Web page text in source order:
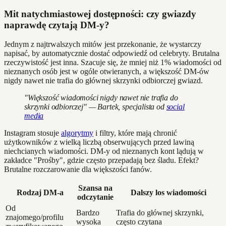
Mit natychmiastowej dostępności: czy gwiazdy
naprawdę czytają DM-y?
Jednym z najtrwalszych mitów jest przekonanie, że wystarczy
napisać, by automatycznie dostać odpowiedź od celebryty. Brutalna
rzeczywistość jest inna. Szacuje się, że mniej niż 1% wiadomości od
nieznanych osób jest w ogóle otwieranych, a większość DM-ów
nigdy nawet nie trafia do głównej skrzynki odbiorczej gwiazd.
"Większość wiadomości nigdy nawet nie trafia do
skrzynki odbiorczej" — Bartek, specjalista od social
media
Instagram stosuje algorytmy i filtry, które mają chronić
użytkowników z wielką liczbą obserwujących przed lawiną
niechcianych wiadomości. DM-y od nieznanych kont lądują w
zakładce "Prośby", gdzie często przepadają bez śladu. Efekt?
Brutalne rozczarowanie dla większości fanów.
Rodzaj DM-a
Szansa na
odczytanie
Dalszy los wiadomości
Od
znajomego/profilu
Bardzo
wysoka
Trafia do głównej skrzynki,
często czytana